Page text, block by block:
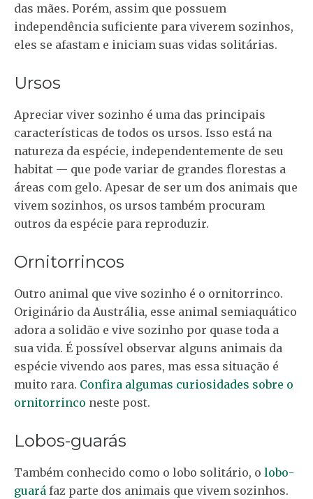
das mães. Porém, assim que possuem
independência suficiente para viverem sozinhos,
eles se afastam e iniciam suas vidas solitárias.
Ursos
Apreciar viver sozinho é uma das principais
características de todos os ursos. Isso está na
natureza da espécie, independentemente de seu
habitat — que pode variar de grandes florestas a
áreas com gelo. Apesar de ser um dos animais que
vivem sozinhos, os ursos também procuram
outros da espécie para reproduzir.
Ornitorrincos
Outro animal que vive sozinho é o ornitorrinco.
Originário da Austrália, esse animal semiaquático
adora a solidão e vive sozinho por quase toda a
sua vida. É possível observar alguns animais da
espécie vivendo aos pares, mas essa situação é
muito rara. Confira algumas curiosidades sobre o
ornitorrinco neste post.
Lobos-guarás
Também conhecido como o lobo solitário, o lobo-
guará faz parte dos animais que vivem sozinhos.